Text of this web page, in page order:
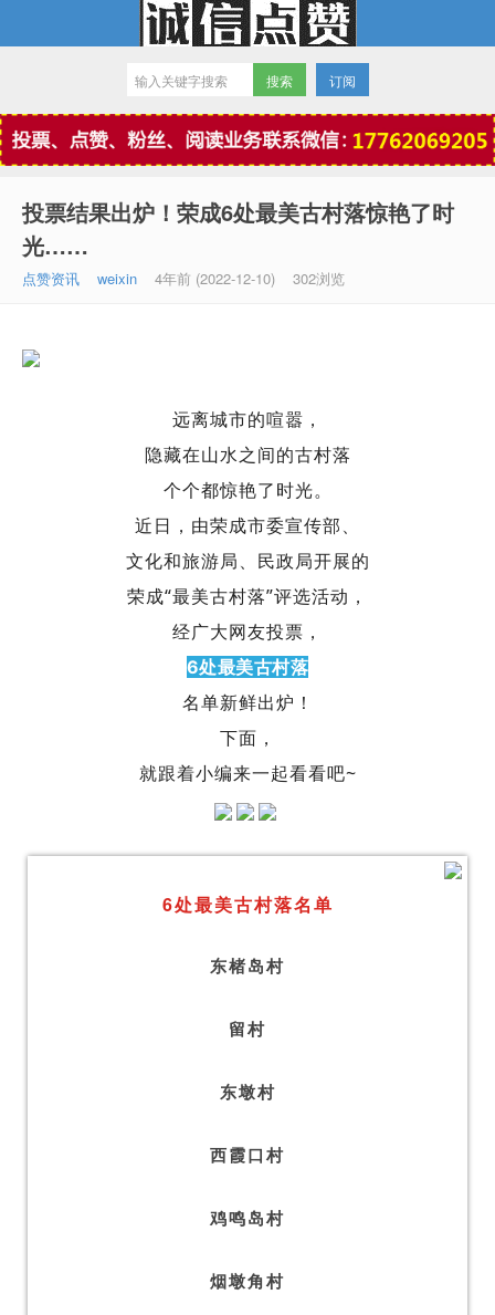
微信点赞
订阅
投票结果出炉！荣成6处最美古村落惊艳了时
光……
点赞资讯 weixin 4年前 (2022-12-10) 302浏览
远离城市的喧嚣，
隐藏在山水之间的古村落
个个都惊艳了时光。
近日，由荣成市委宣传部、
文化和旅游局、民政局开展的
荣成“最美古村落”评选活动，
经广大网友投票，
6处最美古村落
名单新鲜出炉！
下面，
就跟着小编来一起看看吧~
6处最美古村落名单
东楮岛村
留村
东墩村
西霞口村
鸡鸣岛村
烟墩角村